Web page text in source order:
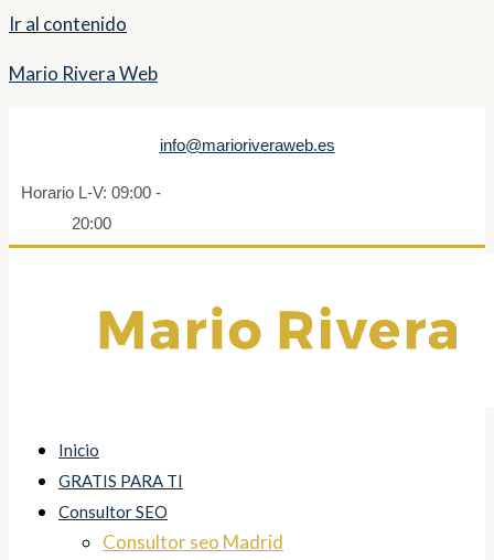
Ir al contenido
Mario Rivera Web
info@marioriveraweb.es
Horario L-V: 09:00 -
20:00
Inicio
GRATIS PARA TI
Consultor SEO
Consultor seo Madrid